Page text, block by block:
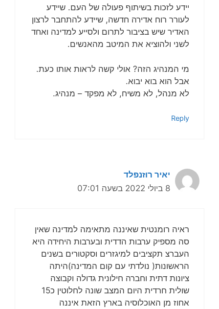
יידע לזכות בשיתוף פעולה של העם. שיידע
לעורר רוח אדירה חדשה, שיידע להתחבר לרצון
האדיר שיש בציבור לתרום ולסייע למדינה ואחד
לשני ולהוציא את המיטב מהאנשים.
מי המנהיג הזה? אולי קשה לראות אותו כעת.
אבל הוא בוא יבוא.
לא מנהל, לא משיח, לא מפקד – מנהיג.
Reply
יאיר רוזנפלד
8 ביולי 2022 בשעה 07:01
ראיה רומנטית שאיננה מתאימה למדינה שאין
סה מספיק ערבות הדדית ובערבות היחידה היא
העברצ תקציבים למיגזרים וסקטורים בשנים
הראשונות( נולדתי עם קום המדינה)היתה
ציונות דתית וחברה חילונית גדולה וקבוצה
שולית חרדית היום המצב שונה לחלוטין כ15
אחוז מן האוכלוסיה בארץ הזאת איננה